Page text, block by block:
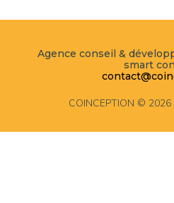
Agence conseil &
smart
COINCEPTION © 2026